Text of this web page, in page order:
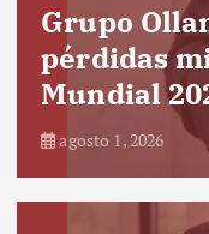
Grupo
pérdidas
Mundial
agosto 1, 2026